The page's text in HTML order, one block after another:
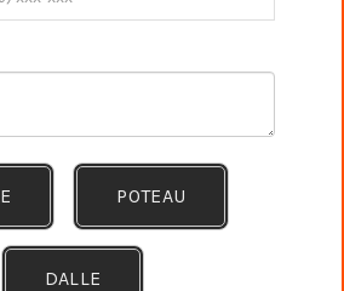
POTEAU
DALLE